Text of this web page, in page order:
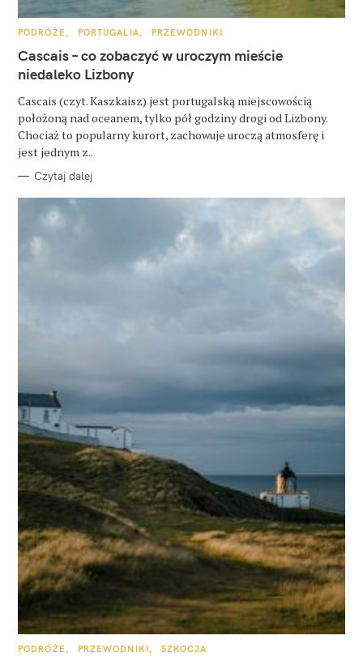
K
T
E
G
O
I
E
PODRÓŻE PORTUGALIA PRZEWODNIKI
Cascais – co zobaczyć w uroczym mieście
niedaleko Lizbony
Cascais (czyt. Kaszkaisz) jest portugalską miejscowością
położoną nad oceanem, tylko pół godziny drogi od Lizbony.
Chociaż to popularny kurort, zachowuje uroczą atmosferę i
jest jednym z..
Czytaj dalej
K
PODRÓŻE PRZEWODNIKI SZKOCJA
k
a
j
: